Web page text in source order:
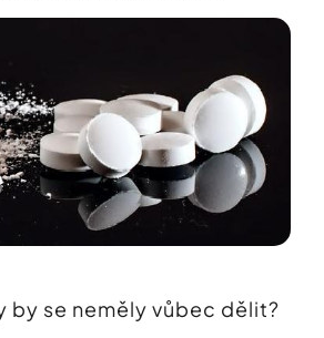
by se neměly vůbec dělit?